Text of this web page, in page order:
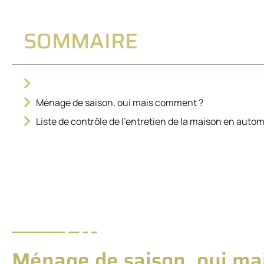
SOMMAIRE
Ménage de saison, oui mais comment ?
Liste de contrôle de l’entretien de la maison en